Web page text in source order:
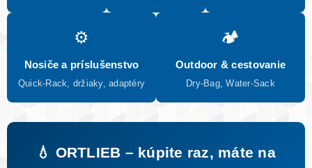
⚙️
Nosiče a príslušenstvo
Quick-Rack, držiaky, adaptéry
🏕️
Outdoor & cestovanie
Dry-Bag, Water-Sack
💧 ORTLIEB – kúpite raz, máte na